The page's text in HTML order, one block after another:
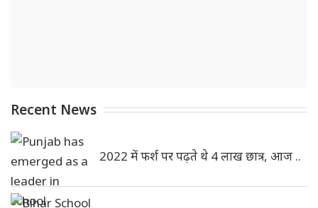
Recent News
2022 में फर्श पर पढ़ते थे 4 लाख छात्र, आज ..